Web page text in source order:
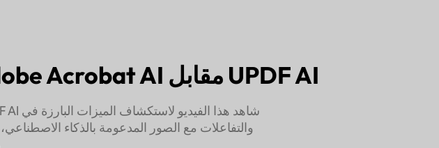
UPDF AI مقابل Adobe Acrobat AI: لماذا يعتبرUPDF AI هو الخيار الأذكى